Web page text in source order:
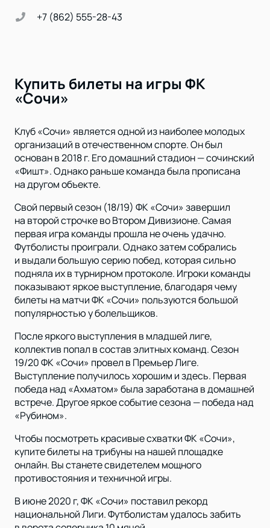
+7 (862) 555-28-43
Купить билеты на игры ФК
«Сочи»
Клуб «Сочи» является одной из наиболее молодых
организаций в отечественном спорте. Он был
основан в 2018 г. Его домашний стадион — сочинский
«Фишт». Однако раньше команда была прописана
на другом объекте.
Свой первый сезон (18/19) ФК «Сочи» завершил
на второй строчке во Втором Дивизионе. Самая
первая игра команды прошла не очень удачно.
Футболисты проиграли. Однако затем собрались
и выдали большую серию побед, которая сильно
подняла их в турнирном протоколе. Игроки команды
показывают яркое выступление, благодаря чему
билеты на матчи ФК «Сочи» пользуются большой
популярностью у болельщиков.
После яркого выступления в младшей лиге,
коллектив попал в состав элитных команд. Сезон
19/20 ФК «Сочи» провел в Премьер Лиге.
Выступление получилось хорошим и здесь. Первая
победа над «Ахматом» была заработана в домашней
встрече. Другое яркое событие сезона — победа над
«Рубином».
Чтобы посмотреть красивые схватки ФК «Сочи»,
купите билеты на трибуны на нашей площадке
онлайн. Вы станете свидетелем мощного
противостояния и техничной игры.
В июне 2020 г, ФК «Сочи» поставил рекорд
национальной Лиги. Футболистам удалось забить